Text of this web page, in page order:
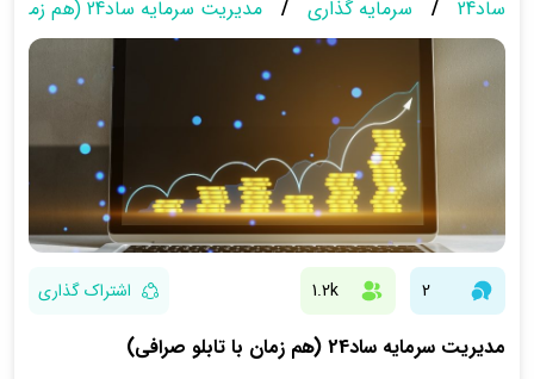
ساد24 / سرمایه گذاری / مدیریت سرمایه ساد24 (هم زمان با تابلو صرافی)
2
1.2k اشتراک گذاری
مدیریت سرمایه ساد24 (هم زمان با تابلو صرافی)